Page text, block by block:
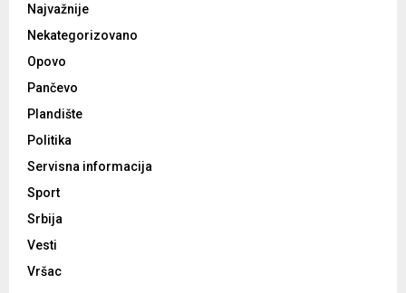
Najvažnije
Nekategorizovano
Opovo
Pančevo
Plandište
Politika
Servisna informacija
Sport
Srbija
Vesti
Vršac